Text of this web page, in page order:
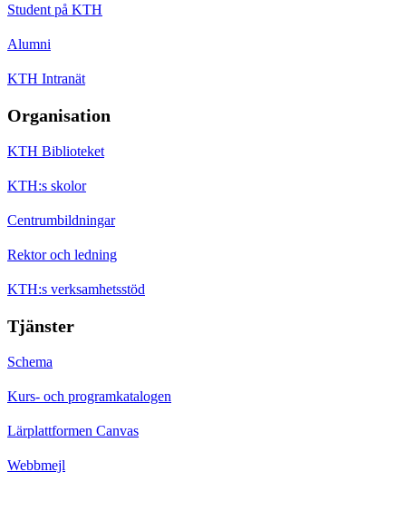
Student på KTH
Alumni
KTH Intranät
Organisation
KTH Biblioteket
KTH:s skolor
Centrumbildningar
Rektor och ledning
KTH:s verksamhetsstöd
Tjänster
Schema
Kurs- och programkatalogen
Lärplattformen Canvas
Webbmejl